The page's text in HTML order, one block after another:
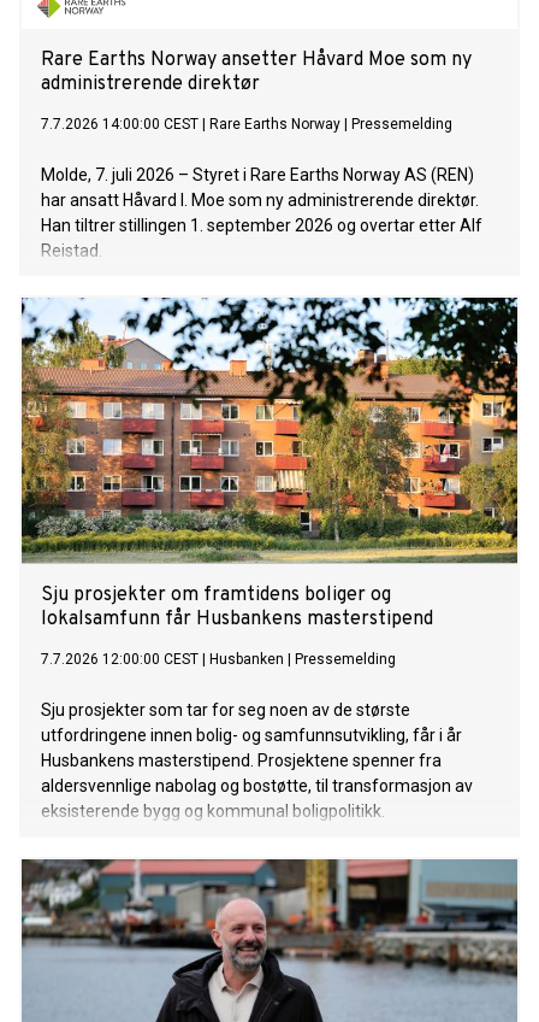
Rare Earths Norway ansetter Håvard Moe som ny
administrerende direktør
7.7.2026 14:00:00 CEST Rare Earths Norway Pressemelding
Molde, 7. juli 2026 – Styret i Rare Earths Norway AS (REN)
har ansatt Håvard I. Moe som ny administrerende direktør.
Han tiltrer stillingen 1. september 2026 og overtar etter Alf
Reistad.
Sju prosjekter om framtidens boliger og
lokalsamfunn får Husbankens masterstipend
7.7.2026 12:00:00 CEST Husbanken Pressemelding
Sju prosjekter som tar for seg noen av de største
utfordringene innen bolig- og samfunnsutvikling, får i år
Husbankens masterstipend. Prosjektene spenner fra
aldersvennlige nabolag og bostøtte, til transformasjon av
eksisterende bygg og kommunal boligpolitikk.